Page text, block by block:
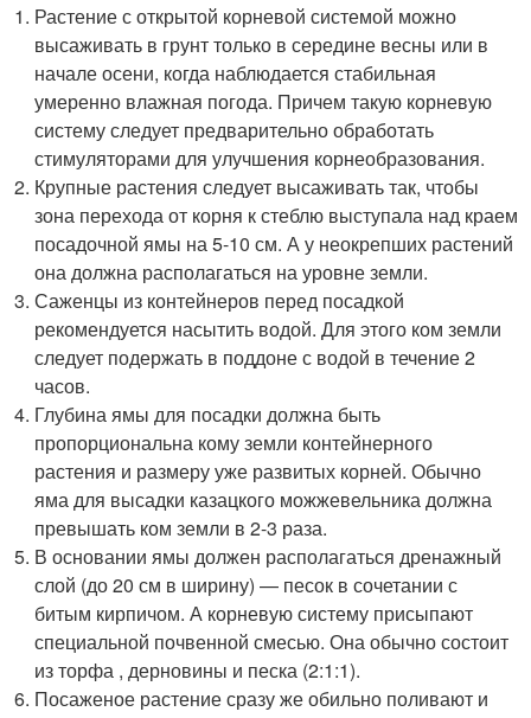
Растение с открытой корневой системой можно
высаживать в грунт только в середине весны или в
начале осени, когда наблюдается стабильная
умеренно влажная погода. Причем такую корневую
систему следует предварительно обработать
стимуляторами для улучшения корнеобразования.
Крупные растения следует высаживать так, чтобы
зона перехода от корня к стеблю выступала над краем
посадочной ямы на 5-10 см. А у неокрепших растений
она должна располагаться на уровне земли.
Саженцы из контейнеров перед посадкой
рекомендуется насытить водой. Для этого ком земли
следует подержать в поддоне с водой в течение 2
часов.
Глубина ямы для посадки должна быть
пропорциональна кому земли контейнерного
растения и размеру уже развитых корней. Обычно
яма для высадки казацкого можжевельника должна
превышать ком земли в 2-3 раза.
В основании ямы должен располагаться дренажный
слой (до 20 см в ширину) — песок в сочетании с
битым кирпичом. А корневую систему присыпают
специальной почвенной смесью. Она обычно состоит
из торфа , дерновины и песка (2:1:1).
Посаженое растение сразу же обильно поливают и